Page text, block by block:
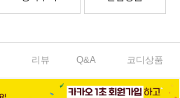
리뷰 Q&A 코디상품